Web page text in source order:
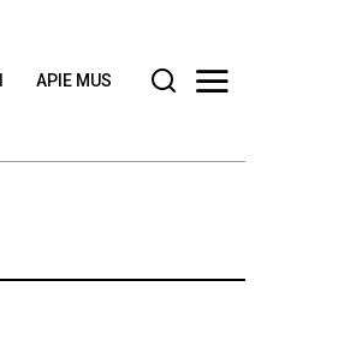
APIE MUS